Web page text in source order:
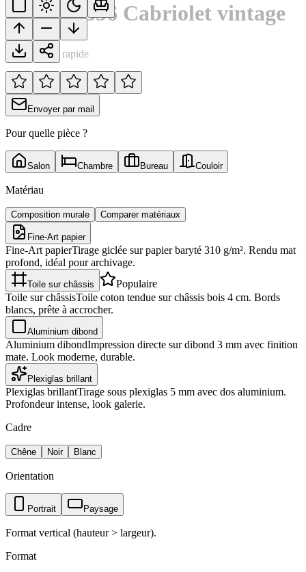
Porsche 356 Cabriolet vintage
Notation rapide
Envoyer par mail
Pour quelle pièce ?
Salon Chambre Bureau Couloir
Matériau
Composition murale Comparer matériaux
Fine-Art papier
Fine-Art papierTirage giclée sur papier baryté 310 g/m². Rendu mat
profond, idéal pour archivage.
Toile sur châssis
Populaire
Toile sur châssisToile coton tendue sur châssis bois 4 cm. Bords
blancs, prête à accrocher.
Aluminium dibond
Aluminium dibondImpression directe sur dibond 3 mm avec finition
mate. Look moderne, durable.
Plexiglas brillant
Plexiglas brillantTirage sous plexiglas 5 mm avec dos aluminium.
Profondeur intense, look galerie.
Cadre
Chêne Noir Blanc
Orientation
Portrait Paysage
Format vertical (hauteur > largeur).
Format